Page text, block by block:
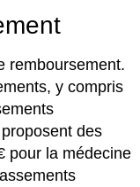
remboursement.
y compris
des
pour la médecine